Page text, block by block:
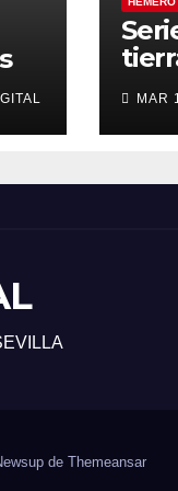
MAR
de Themeansar